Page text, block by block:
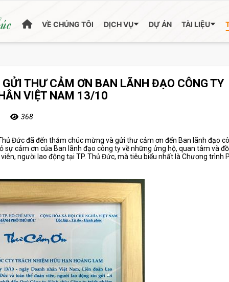
VỀ CHÚNG TÔI DỊCH VỤ DỰ ÁN TÀI LIỆU
THƯ CẢM ƠN BAN LÃNH ĐẠO CÔNG TY
VIỆT NAM 13/10
368
Đức đã đến thăm chúc mừng và gửi thư cảm ơn đến Ban lãnh đạo
sự cảm ơn của Ban lãnh đạo công ty về những ửng hộ, quan tâm và
người lao động tại TP. Thủ Đức, mà tiêu biểu nhất là Chương trình